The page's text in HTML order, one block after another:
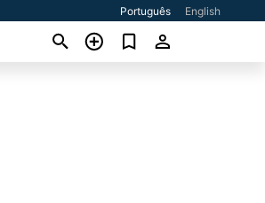
Português English